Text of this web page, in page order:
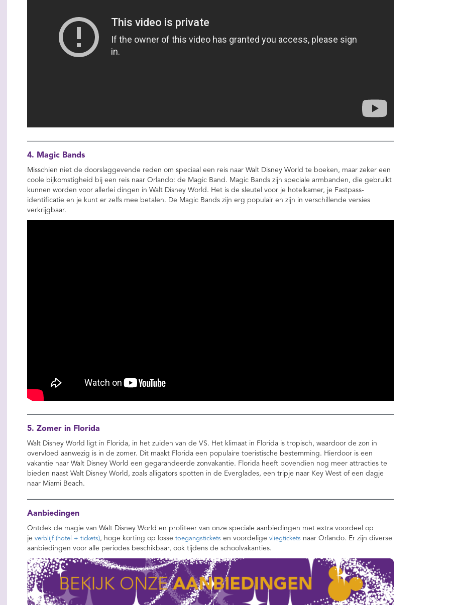
4. Magic Bands
Misschien niet de doorslaggevende reden om speciaal een reis naar Walt Disney World te boeken, maar zeker een
coole bijkomstigheid bij een reis naar Orlando: de Magic Band. Magic Bands zijn speciale armbanden, die gebruikt
kunnen worden voor allerlei dingen in Walt Disney World. Het is de sleutel voor je hotelkamer, je Fastpass-
identificatie en je kunt er zelfs mee betalen. De Magic Bands zijn erg populair en zijn in verschillende versies
verkrijgbaar.
5. Zomer in Florida
Walt Disney World ligt in Florida, in het zuiden van de VS. Het klimaat in Florida is tropisch, waardoor de zon in
overvloed aanwezig is in de zomer. Dit maakt Florida een populaire toeristische bestemming. Hierdoor is een
vakantie naar Walt Disney World een gegarandeerde zonvakantie. Florida heeft bovendien nog meer attracties te
bieden naast Walt Disney World, zoals alligators spotten in de Everglades, een tripje naar Key West of een dagje
naar Miami Beach.
Aanbiedingen
Ontdek de magie van Walt Disney World en profiteer van onze speciale aanbiedingen met extra voordeel op
je verblijf (hotel + tickets), hoge korting op losse toegangstickets en voordelige vliegtickets naar Orlando. Er zijn diverse
aanbiedingen voor alle periodes beschikbaar, ook tijdens de schoolvakanties.